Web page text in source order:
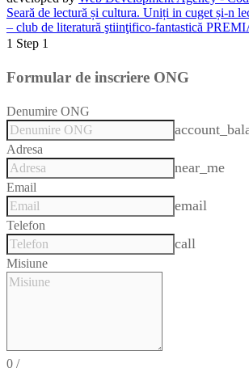
Seară de lectură și cultura. Uniți in cuget și-n
– club de literatură ştiinţifico-fantastică
1 Step 1
Formular de inscriere ONG
Denumire ONG
Adresa
near_me
Email
email
Telefon
call
Misiune
0 /